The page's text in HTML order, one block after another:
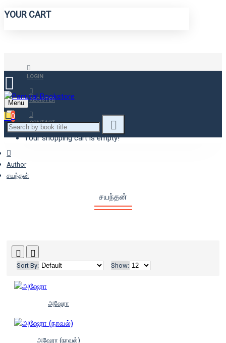
YOUR CART
LOGIN
REGISTER
CONTACT
Menu
0
Your shopping cart is empty!
Author
சயந்தன்
சயந்தன்
Sort By: Show:
அஷேரா
அஷேரா (நாவல்)